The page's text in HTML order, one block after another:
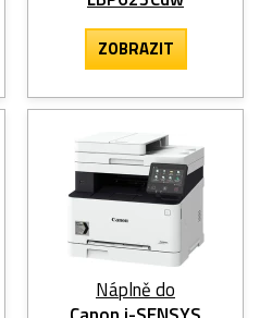
ZOBRAZIT
Náplně do